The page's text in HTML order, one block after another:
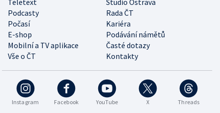
Podcasty
Rada ČT
Počasí
Kariéra
E-shop
Podávání námětů
Mobilní a TV aplikace
Časté dotazy
Vše o ČT
Kontakty
Instagram Facebook YouTube X Threads